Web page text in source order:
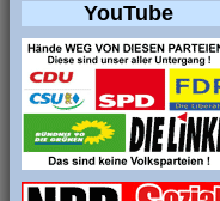
YouTube